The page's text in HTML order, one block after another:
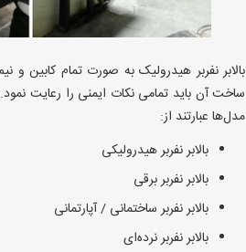
بالابر نفربر هیدرولیک به صورت تمام کابین و
ساخت آن باید تمامی نکات ایمنی را رعایت
مدل‌ها عبارتند از:
بالابر نفربر هیدرولیکی
بالابر نفربر برقی
بالابر نفربر ساختمانی / آپارتمانی
بالابر نفربر نرده‌ای